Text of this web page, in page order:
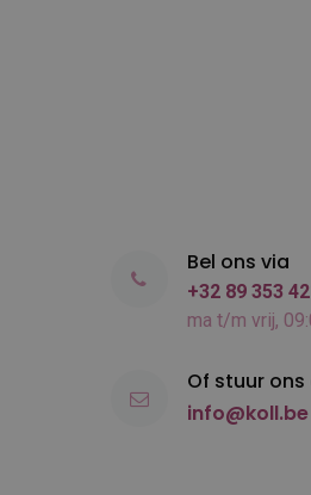
Bel ons via
+32 89 353
ma t/m vrij,
Of stuur
info@koll.be